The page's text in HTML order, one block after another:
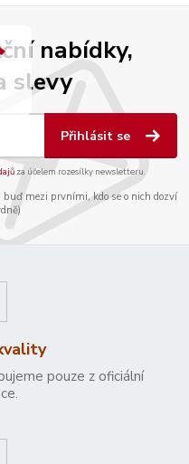
nabídky,
slevy
Přihlásit se
za účelem rozesílky newsletteru.
mezi prvními, kdo se o nich dozví
pouze z oficiální